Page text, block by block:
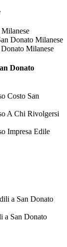
Donato Milanese
Milanese
Donato
Costo San
A Chi Rivolgersi
Impresa Edile
a San Donato